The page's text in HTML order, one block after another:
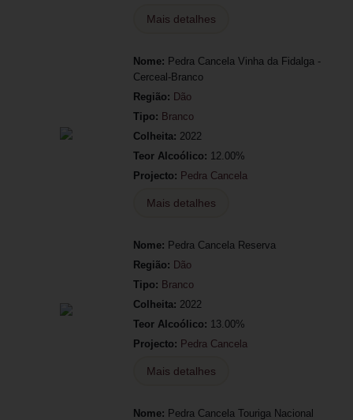
Mais detalhes
Nome: Pedra Cancela Vinha da Fidalga -
Cerceal-Branco
Região: Dão
Tipo: Branco
Colheita: 2022
Teor Alcoólico: 12.00%
Projecto: Pedra Cancela
Mais detalhes
Nome: Pedra Cancela Reserva
Região: Dão
Tipo: Branco
Colheita: 2022
Teor Alcoólico: 13.00%
Projecto: Pedra Cancela
Mais detalhes
Nome: Pedra Cancela Touriga Nacional